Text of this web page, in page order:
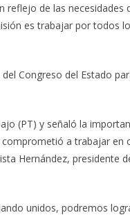
de las necesidades
es trabajar por todos
Congreso del Estado
(PT) y señaló la
a trabajar en
Hernández, presidente
unidos, podremos